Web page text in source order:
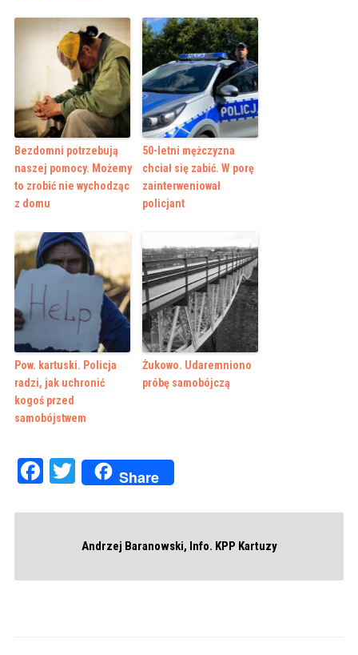
Bezdomni potrzebują
naszej pomocy. Możemy
to zrobić nie wychodząc
z domu
50-letni mężczyzna
chciał się zabić. W porę
zainterweniował
policjant
Pow. kartuski. Policja
radzi, jak uchronić
kogoś przed
samobójstwem
Żukowo. Udaremniono
próbę samobójczą
Facebook
Twitter
Share
Andrzej Baranowski, Info. KPP Kartuzy